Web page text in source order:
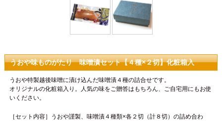
うおや味ものがたり 味噌漬セット【４種×２切】化粧箱入
うおや特製越後味噌に漬け込んだ味噌漬４種の詰合せです。
オリジナルの化粧箱入り。人気の味をご贈答はもちろん、ご自宅用にもお使
いください。
［セット内容］うおや謹製、味噌漬４種類×各２切（計８切）の詰め合わ